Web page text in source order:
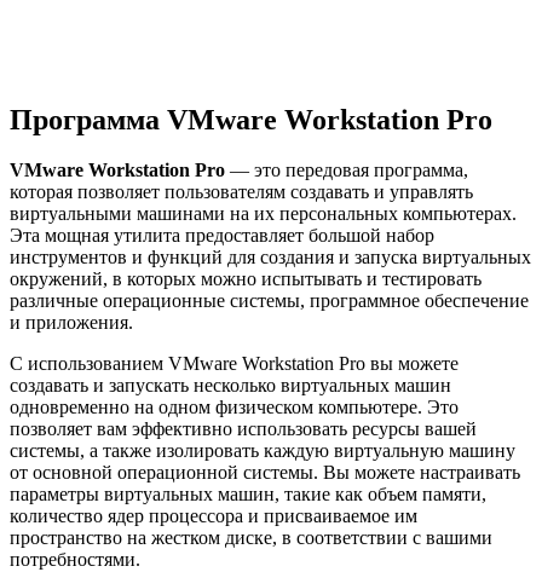
Программа VMware Workstation Pro
VMware Workstation Pro — это передовая программа,
которая позволяет пользователям создавать и управлять
виртуальными машинами на их персональных компьютерах.
Эта мощная утилита предоставляет большой набор
инструментов и функций для создания и запуска виртуальных
окружений, в которых можно испытывать и тестировать
различные операционные системы, программное обеспечение
и приложения.
С использованием VMware Workstation Pro вы можете
создавать и запускать несколько виртуальных машин
одновременно на одном физическом компьютере. Это
позволяет вам эффективно использовать ресурсы вашей
системы, а также изолировать каждую виртуальную машину
от основной операционной системы. Вы можете настраивать
параметры виртуальных машин, такие как объем памяти,
количество ядер процессора и присваиваемое им
пространство на жестком диске, в соответствии с вашими
потребностями.